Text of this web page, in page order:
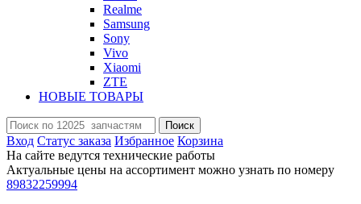
Realme
Samsung
Sony
Vivo
Xiaomi
ZTE
НОВЫЕ ТОВАРЫ
Поиск
Вход Статус заказа Избранное Корзина
На сайте ведутся технические работы
Актуальные цены на ассортимент можно узнать по номеру
89832259994